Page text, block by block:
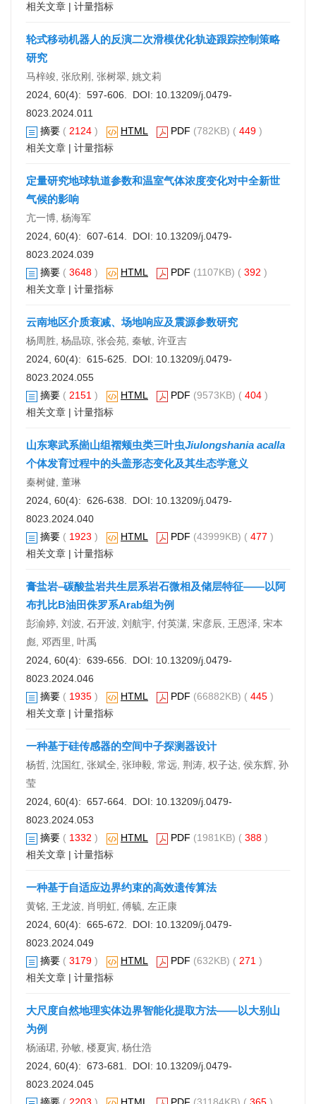
相关文章 | 计量指标
轮式移动机器人的反演二次滑模优化轨迹跟踪控制策略
研究
马梓竣, 张欣刚, 张树翠, 姚文莉
2024, 60(4): 597-606. DOI: 10.13209/j.0479-
8023.2024.011
摘要 ( 2124 ) HTML PDF (782KB) ( 449 )
相关文章 | 计量指标
定量研究地球轨道参数和温室气体浓度变化对中全新世
气候的影响
亢一博, 杨海军
2024, 60(4): 607-614. DOI: 10.13209/j.0479-
8023.2024.039
摘要 ( 3648 ) HTML PDF (1107KB) ( 392 )
相关文章 | 计量指标
云南地区介质衰减、场地响应及震源参数研究
杨周胜, 杨晶琼, 张会苑, 秦敏, 许亚吉
2024, 60(4): 615-625. DOI: 10.13209/j.0479-
8023.2024.055
摘要 ( 2151 ) HTML PDF (9573KB) ( 404 )
相关文章 | 计量指标
山东寒武系崮山组褶颊虫类三叶虫Jiulongshania acalla
个体发育过程中的头盖形态变化及其生态学意义
秦树健, 董琳
2024, 60(4): 626-638. DOI: 10.13209/j.0479-
8023.2024.040
摘要 ( 1923 ) HTML PDF (43999KB) ( 477 )
相关文章 | 计量指标
膏盐岩–碳酸盐岩共生层系岩石微相及储层特征——以阿
布扎比B油田侏罗系Arab组为例
彭渝婷, 刘波, 石开波, 刘航宇, 付英潇, 宋彦辰, 王恩泽, 宋本
彪, 邓西里, 叶禹
2024, 60(4): 639-656. DOI: 10.13209/j.0479-
8023.2024.046
摘要 ( 1935 ) HTML PDF (66882KB) ( 445 )
相关文章 | 计量指标
一种基于硅传感器的空间中子探测器设计
杨哲, 沈国红, 张斌全, 张珅毅, 常远, 荆涛, 权子达, 侯东辉, 孙
莹
2024, 60(4): 657-664. DOI: 10.13209/j.0479-
8023.2024.053
摘要 ( 1332 ) HTML PDF (1981KB) ( 388 )
相关文章 | 计量指标
一种基于自适应边界约束的高效遗传算法
黄铭, 王龙波, 肖明虹, 傅毓, 左正康
2024, 60(4): 665-672. DOI: 10.13209/j.0479-
8023.2024.049
摘要 ( 3179 ) HTML PDF (632KB) ( 271 )
相关文章 | 计量指标
大尺度自然地理实体边界智能化提取方法——以大别山
为例
杨涵珺, 孙敏, 楼夏寅, 杨仕浩
2024, 60(4): 673-681. DOI: 10.13209/j.0479-
8023.2024.045